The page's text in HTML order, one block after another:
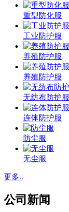
重型防化服
工业防护服
养殖防护服
养殖防护服
无纺布防护服
连体防护服
防尘服
无尘服
更多..
公司新闻